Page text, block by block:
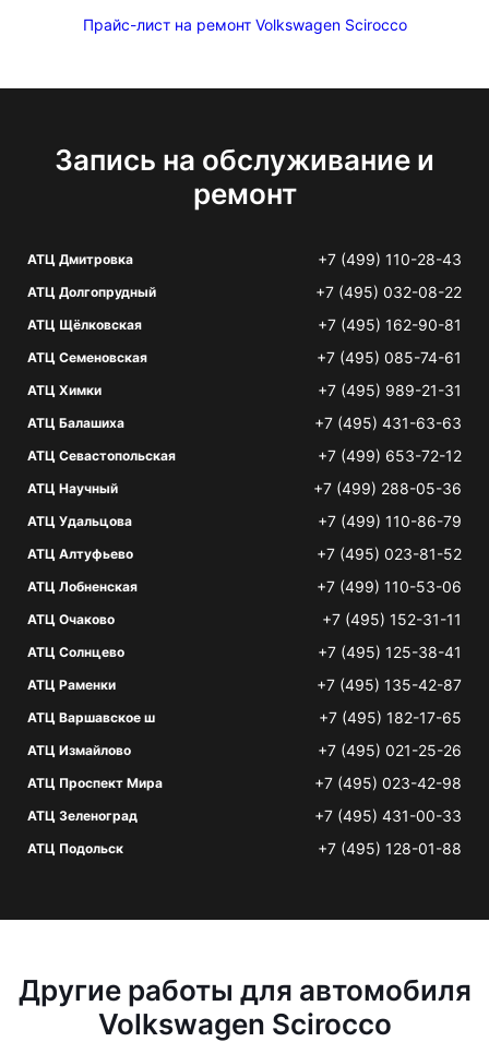
Прайс-лист на ремонт Volkswagen Scirocco
Запись на обслуживание и
ремонт
АТЦ Дмитровка +7 (499) 110-28-43
АТЦ Долгопрудный +7 (495) 032-08-22
АТЦ Щёлковская +7 (495) 162-90-81
АТЦ Семеновская +7 (495) 085-74-61
АТЦ Химки +7 (495) 989-21-31
АТЦ Балашиха +7 (495) 431-63-63
АТЦ Севастопольская +7 (499) 653-72-12
АТЦ Научный +7 (499) 288-05-36
АТЦ Удальцова +7 (499) 110-86-79
АТЦ Алтуфьево +7 (495) 023-81-52
АТЦ Лобненская +7 (499) 110-53-06
АТЦ Очаково +7 (495) 152-31-11
АТЦ Солнцево +7 (495) 125-38-41
АТЦ Раменки +7 (495) 135-42-87
АТЦ Варшавское ш +7 (495) 182-17-65
АТЦ Измайлово +7 (495) 021-25-26
АТЦ Проспект Мира +7 (495) 023-42-98
АТЦ Зеленоград +7 (495) 431-00-33
АТЦ Подольск +7 (495) 128-01-88
Другие работы для автомобиля
Volkswagen Scirocco